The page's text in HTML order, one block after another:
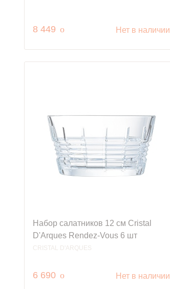
8 449 руб.
o Нет в наличии
Набор салатников 12 см Cristal
D'Arques Rendez-Vous 6 шт
CRISTAL D'ARQUES
6 690 руб.
o Нет в наличии